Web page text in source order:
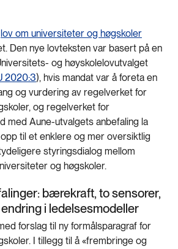
lov om universiteter og høgskoler
Den nye lovteksten var basert på en
og høyskolelovutvalget
2020:3), hvis mandat var å foreta en
og vurdering av regelverket for
og regelverket for
med Aune-utvalgets anbefaling la
til et enklere og mer oversiktlig
styringsdialog mellom
og høgskoler.
bærekraft, to sensorer,
i ledelsesmodeller
forslag til ny formålsparagraf for
I tillegg til å «frembringe og